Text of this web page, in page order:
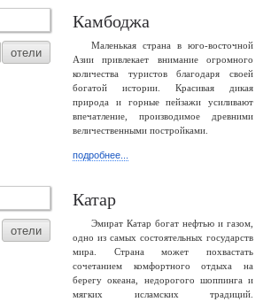
отели
Камбоджа
Маленькая страна в юго-восточной
Азии привлекает внимание огромного
количества туристов благодаря своей
богатой истории. Красивая дикая
природа и горные пейзажи усиливают
впечатление, производимое древними
величественными постройками.
подробнее...
отели
Катар
Эмират Катар богат нефтью и газом,
одно из самых состоятельных государств
мира. Страна может похвастать
сочетанием комфортного отдыха на
берегу океана, недорогого шоппинга и
мягких исламских традиций.